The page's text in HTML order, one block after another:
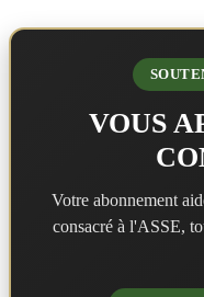
VOUS
Votre abonnement
consacré à l'ASSE,